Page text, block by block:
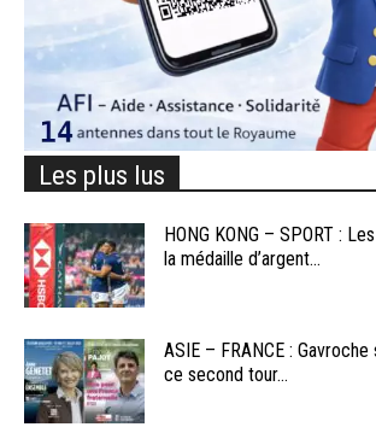
Les plus lus
HONG KONG – SPORT :
la médaille d’argent...
ASIE – FRANCE :
ce second tour...